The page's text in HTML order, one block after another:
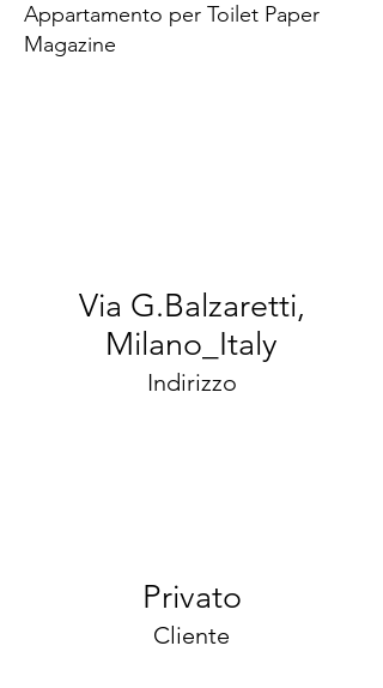
Appartamento per Toilet Paper
Magazine
Via G.Balzaretti,
Milano_Italy
Indirizzo
Privato
Cliente